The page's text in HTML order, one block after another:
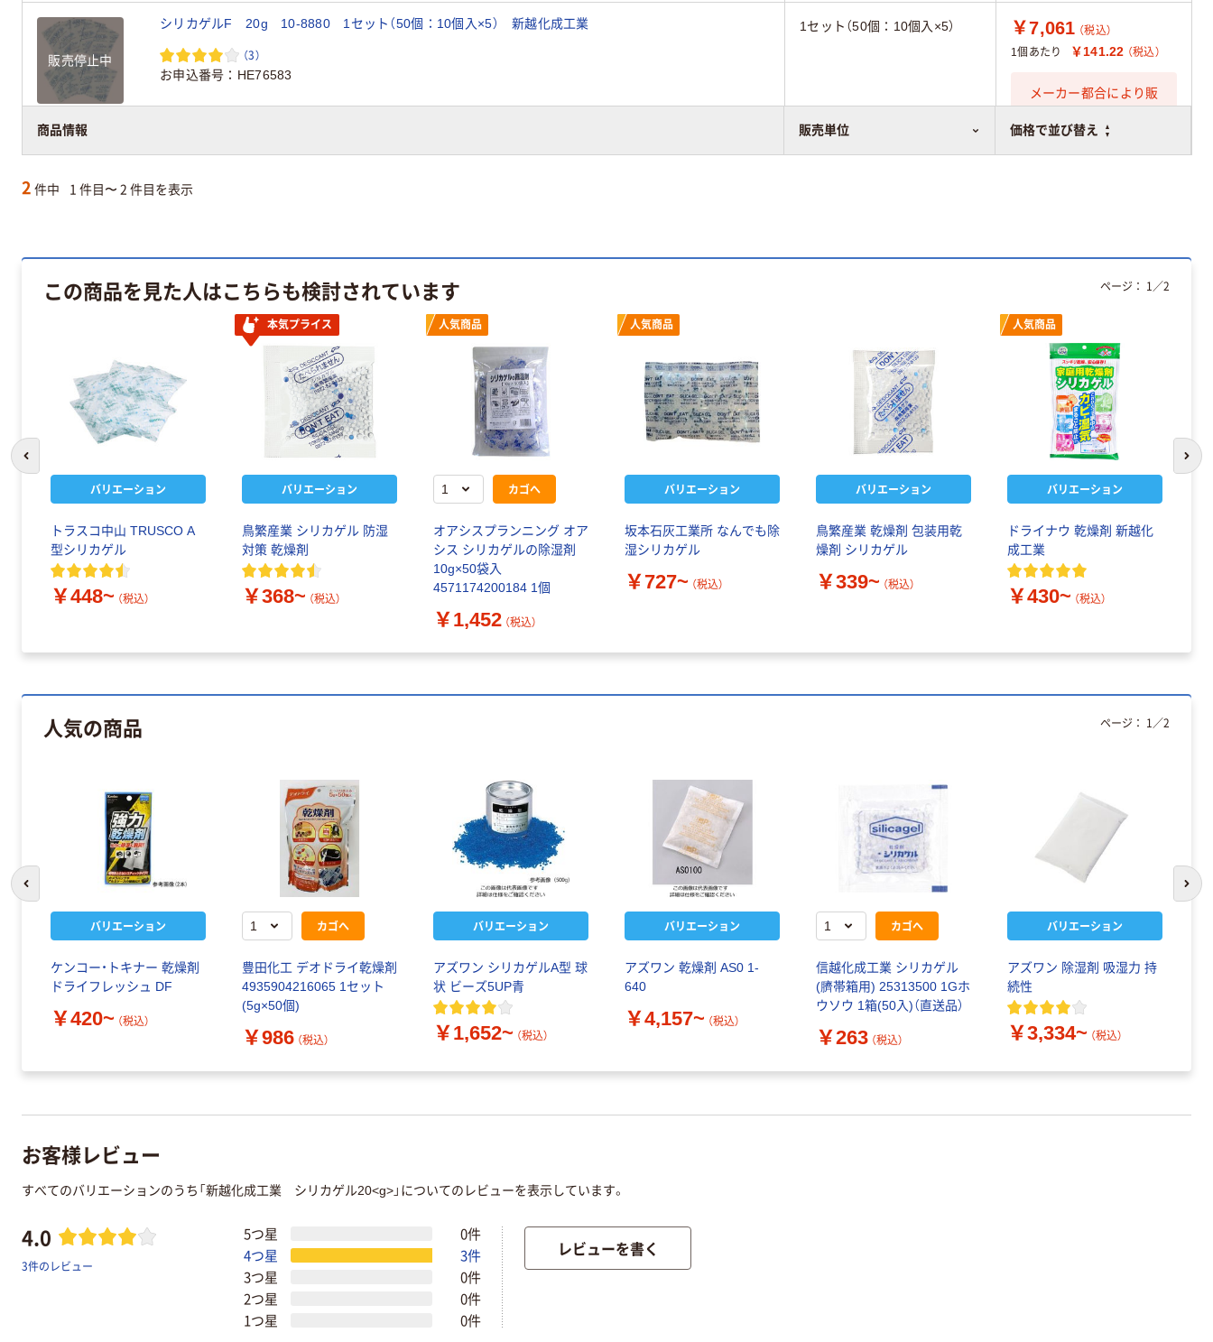
商品情報 販売単位 価格で並び替え
販売停止中
シリカゲルF 20g 10-8880 1セット（50個：10個入×5） 新越化成工業
（3）
お申込番号 HE76583
1セット（50個：10個入×5） ￥7,061 （税込）
1個あたり
￥141.22 （税込）
メーカー都合により販
2 件中 1 件目〜 2 件目を表示
この商品を見た人はこちらも検討されています
バリエーション
トラスコ中山 TRUSCO A
型シリカゲル
￥448~ （税込）
本気プライス
バリエーション
鳥繁産業 シリカゲル 防湿
対策 乾燥剤
￥368~ （税込）
人気商品
カゴへ
オアシスプランニング オア
シス シリカゲルの除湿剤
10g×50袋入
4571174200184 1個
￥1,452 （税込）
人気商品
バリエーション
坂本石灰工業所 なんでも除
湿シリカゲル
￥727~ （税込）
バリエーション
鳥繁産業 乾燥剤 包装用乾
燥剤 シリカゲル
￥339~ （税込）
人気商品
バリエーション
ドライナウ 乾燥剤 新越化
成工業
￥430~ （税込）
ページ： 1 ／2
次
人気の商品
バリエーション
ケンコー・トキナー 乾燥剤
ドライフレッシュ DF
￥420~ （税込）
カゴへ
豊田化工 デオドライ乾燥剤
4935904216065 1セット
(5g×50個)
￥986 （税込）
バリエーション
アズワン シリカゲルA型 球
状 ビーズ5UP青
￥1,652~ （税込）
バリエーション
アズワン 乾燥剤 AS0 1-
640
￥4,157~ （税込）
カゴへ
信越化成工業 シリカゲル
(臍帯箱用) 25313500 1Gホ
ウソウ 1箱(50入)（直送品）
￥263 （税込）
バリエーション
アズワン 除湿剤 吸湿力 持
続性
￥3,334~ （税込）
ページ： 1 ／2
次
お客様レビュー
すべてのバリエーションのうち「新越化成工業 シリカゲル20<g>」についてのレビューを表示しています。
4.0
3件のレビュー
5つ星
0件
4つ星
3件
3つ星
0件
2つ星
0件
1つ星
0件
レビューを書く